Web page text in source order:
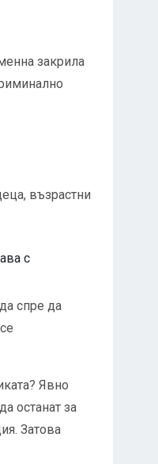
закрила
възрастни
с
спре да
Явно
останат за
Затова